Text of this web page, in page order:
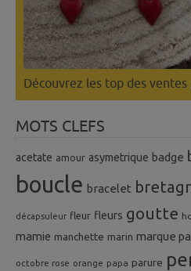
Découvrez les top des ventes
MOTS CLEFS
acetate amour asymetrique badge
boucle bracelet
décapsuleur fleur fleurs goutte
mamie manchette marin marque
octobre rose orange papa parure